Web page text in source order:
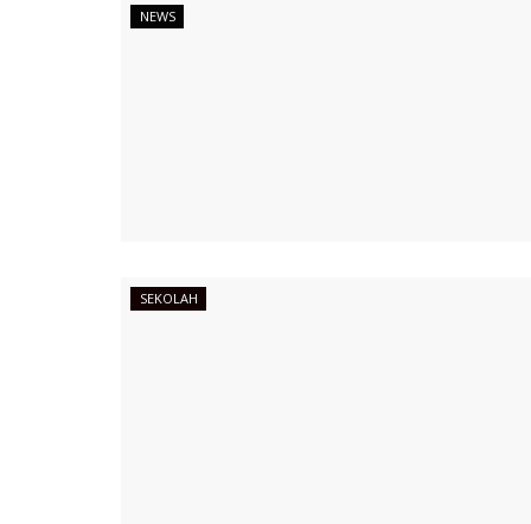
NEWS
SEKOLAH